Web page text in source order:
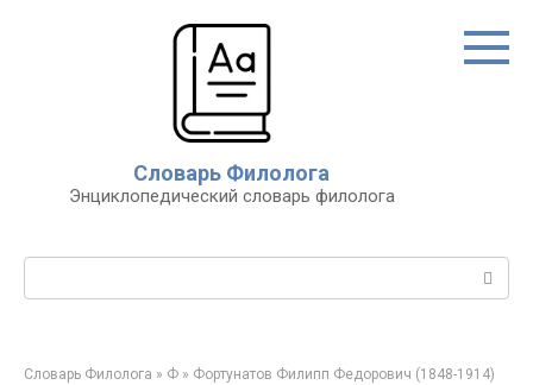
Словарь Филолога
Энциклопедический словарь филолога
Словарь Филолога » Ф » Фортунатов Филипп Федорович (1848-1914)